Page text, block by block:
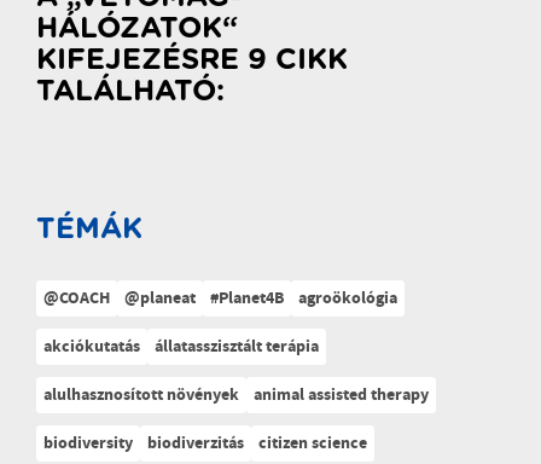
TÉMÁK
@COACH @planeat #Planet4B agroökológia
akciókutatás állatasszisztált terápia
alulhasznosított növények animal assisted therapy
biodiversity
biodiverzitás citizen science
HÁLÓZATOK“
KIFEJEZÉSRE 9 CIKK
TALÁLHATÓ: